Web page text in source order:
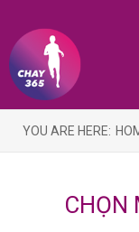
YOU ARE HERE:
CHỌN